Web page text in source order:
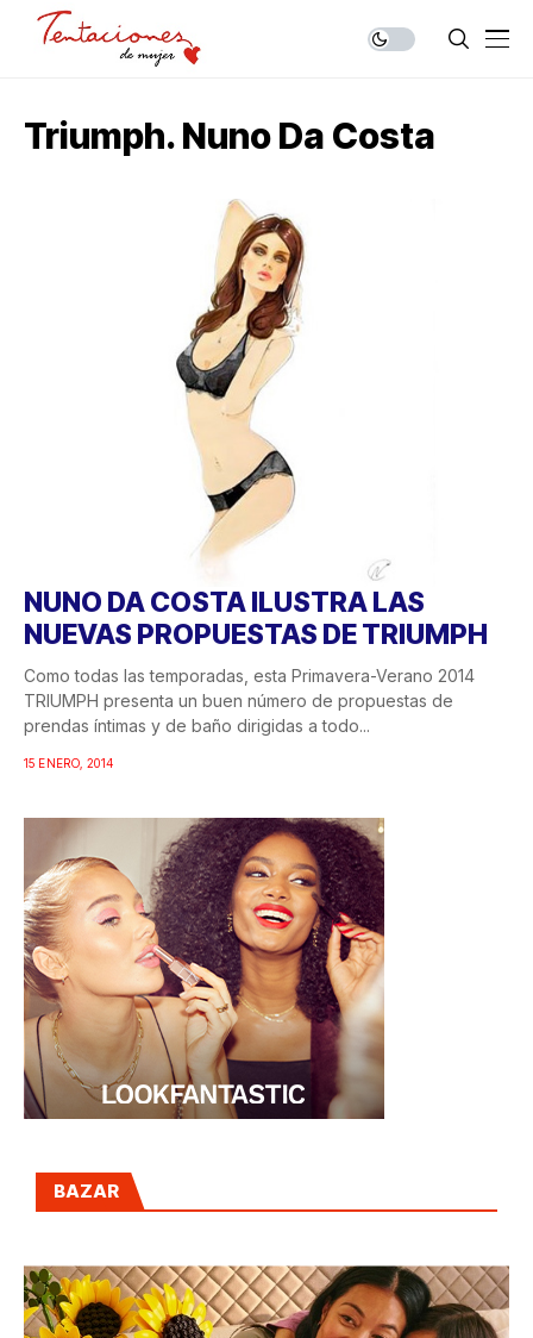
Triumph. Nuno Da Costa
NUNO DA COSTA ILUSTRA LAS
NUEVAS PROPUESTAS DE TRIUMPH
Como todas las temporadas, esta Primavera-Verano 2014
TRIUMPH presenta un buen número de propuestas de
prendas íntimas y de baño dirigidas a todo...
15 ENERO, 2014
BAZAR